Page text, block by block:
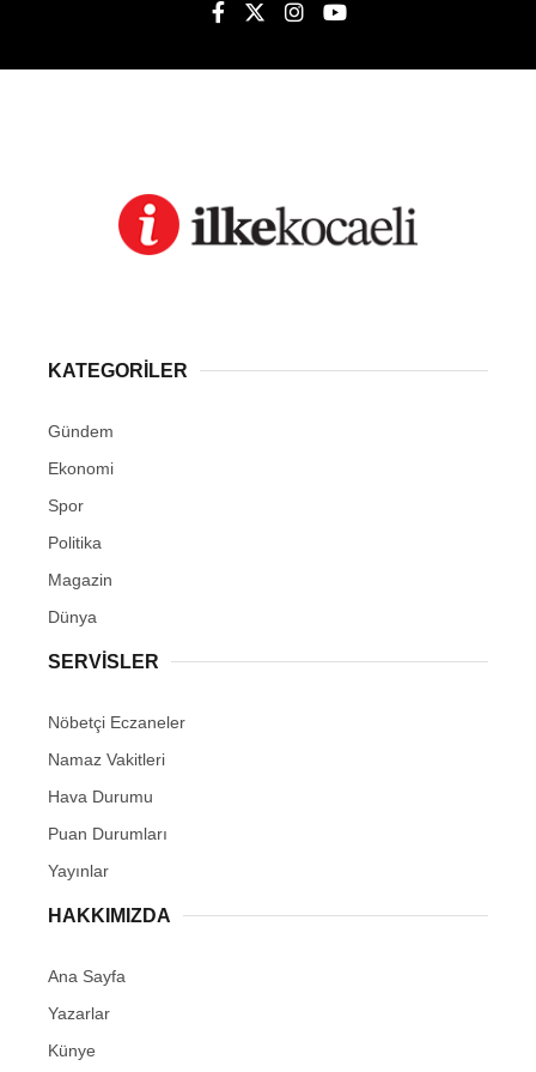
KATEGORİLER
Gündem
Ekonomi
Spor
Politika
Magazin
Dünya
SERVİSLER
Nöbetçi Eczaneler
Namaz Vakitleri
Hava Durumu
Puan Durumları
Yayınlar
HAKKIMIZDA
Ana Sayfa
Yazarlar
Künye